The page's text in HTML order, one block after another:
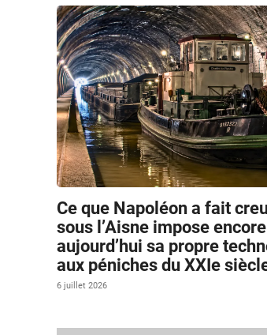
Ce que Napoléon a fait
sous l’Aisne impose encore
aujourd’hui sa propre
aux péniches du XXIe
6 juillet 2026